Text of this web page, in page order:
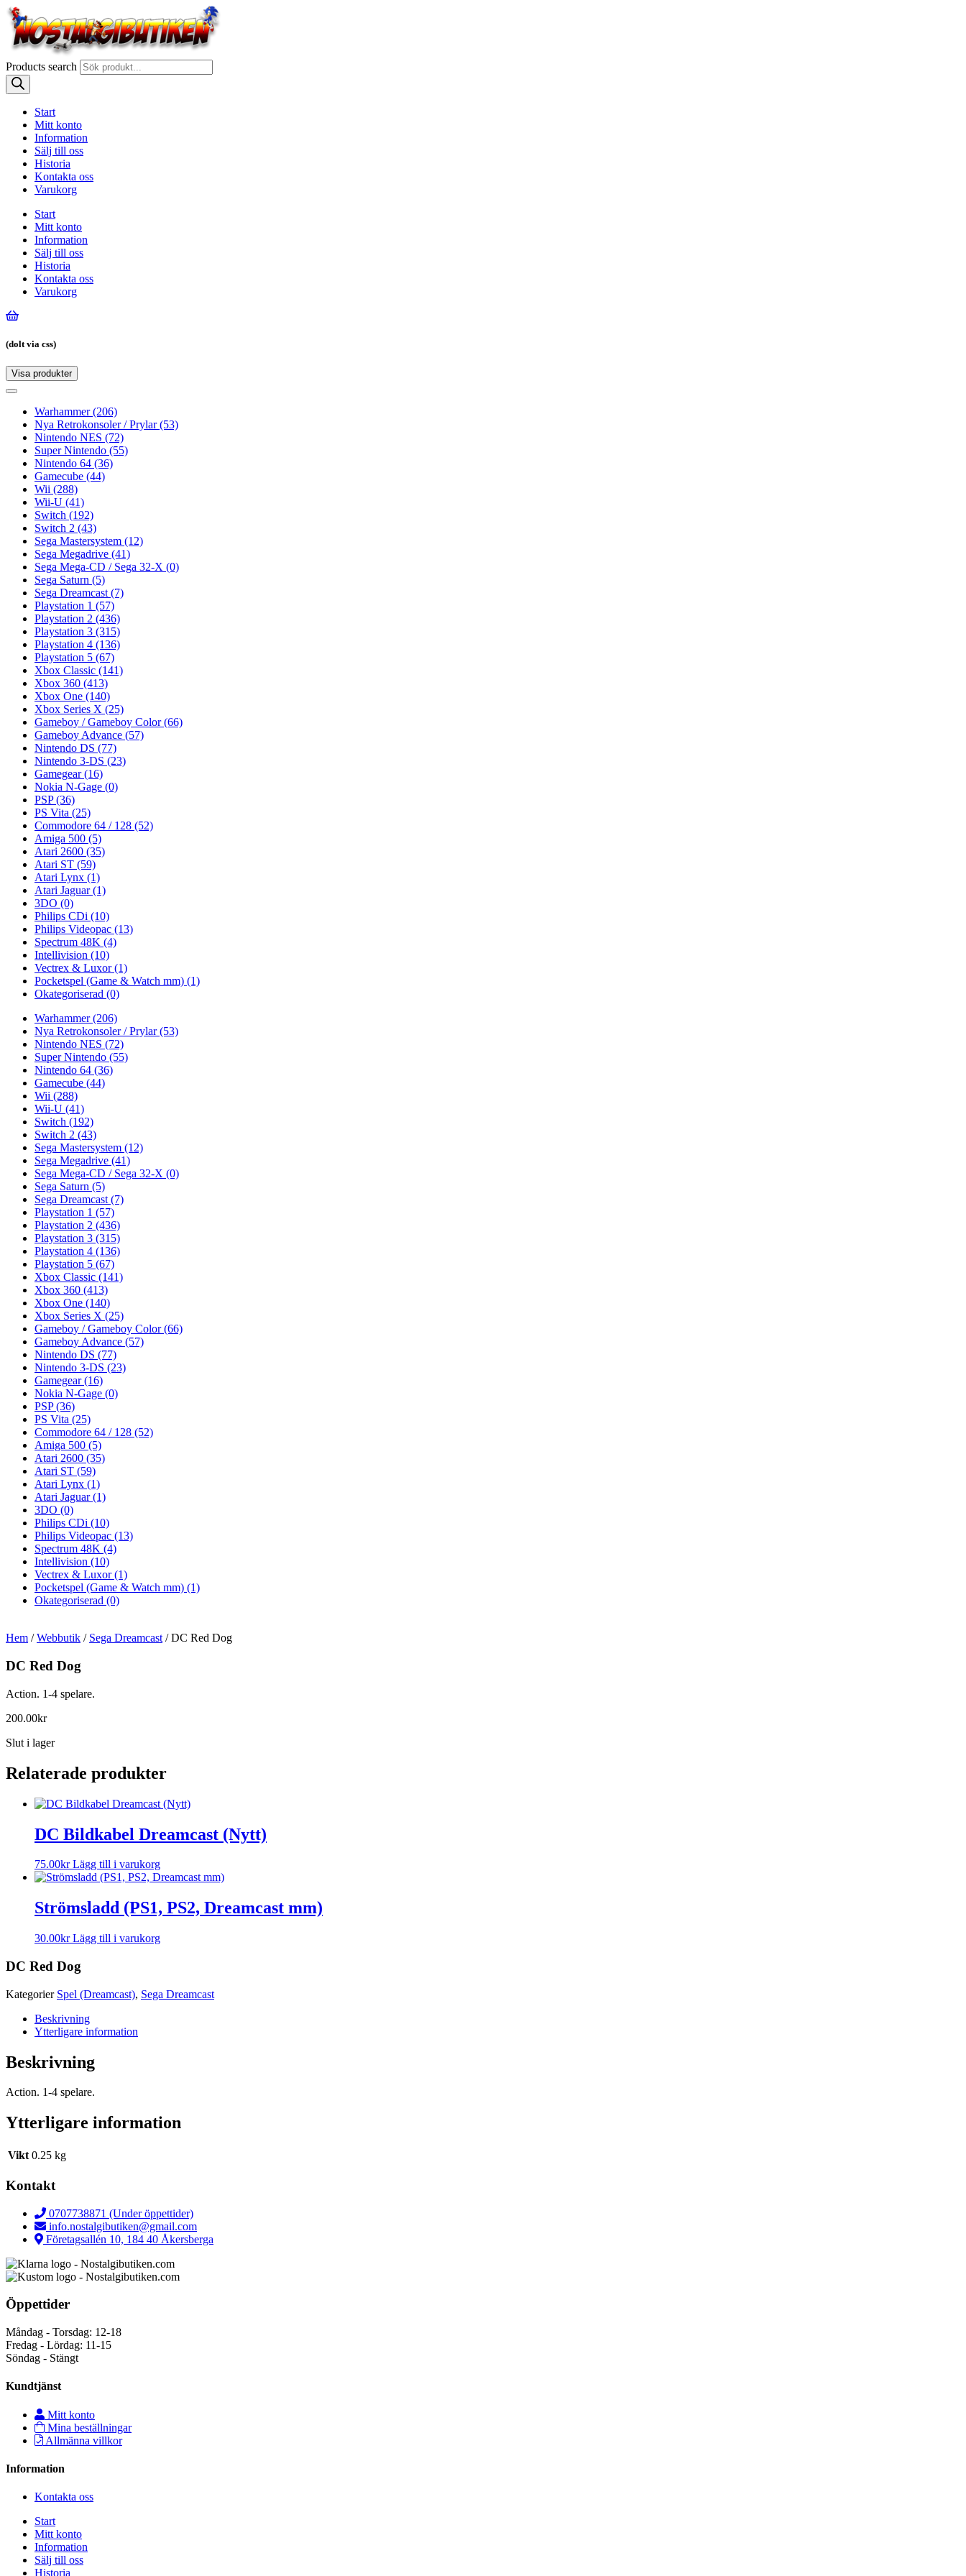
Products search
Start
Mitt konto
Information
Sälj till oss
Historia
Kontakta oss
Varukorg
Start
Mitt konto
Information
Sälj till oss
Historia
Kontakta oss
Varukorg
(dolt via css)
Visa produkter
Toggle
Toggle
navigationWarhammer(206)
Nya Retrokonsoler / Prylar(53)
Nintendo NES (72)
Super Nintendo (55)
Nintendo 64 (36)
Gamecube (44)
Wii (288)
Wii-U (41)
Switch (192)
Switch 2 (43)
Sega Mastersystem (12)
Sega Megadrive (41)
Sega Mega-CD / Sega 32-X (0)
Sega Saturn (5)
Sega Dreamcast (7)
Playstation 1 (57)
Playstation 2 (436)
Playstation 3 (315)
Playstation 4 (136)
Playstation 5 (67)
Xbox Classic (141)
Xbox 360 (413)
Xbox One (140)
Xbox Series X (25)
Gameboy / Gameboy Color(66)
Gameboy Advance (57)
Nintendo DS (77)
Nintendo 3-DS (23)
Gamegear(16)
Nokia N-Gage (0)
PSP(36)
PS Vita (25)
Commodore 64 / 128 (52)
Amiga 500 (5)
Atari 2600 (35)
Atari ST (59)
Atari Lynx (1)
Atari Jaguar(1)
3DO (0)
Philips CDi (10)
Philips Videopac (13)
Spectrum 48K (4)
Intellivision (10)
Vectrex & Luxor(1)
Pocketspel (Game & Watch mm) (1)
Okategoriserad (0)
Warhammer(206)
Nya Retrokonsoler / Prylar(53)
Nintendo NES (72)
Super Nintendo (55)
Nintendo 64 (36)
Gamecube (44)
Wii (288)
Wii-U (41)
Switch (192)
Switch 2 (43)
Sega Mastersystem (12)
Sega Megadrive (41)
Sega Mega-CD / Sega 32-X (0)
Sega Saturn (5)
Sega Dreamcast (7)
Playstation 1 (57)
Playstation 2 (436)
Playstation 3 (315)
Playstation 4 (136)
Playstation 5 (67)
Xbox Classic (141)
Xbox 360 (413)
Xbox One (140)
Xbox Series X (25)
Gameboy / Gameboy Color(66)
Gameboy Advance (57)
Nintendo DS (77)
Nintendo 3-DS (23)
Gamegear(16)
Nokia N-Gage (0)
PSP(36)
PS Vita (25)
Commodore 64 / 128 (52)
Amiga 500 (5)
Atari 2600 (35)
Atari ST (59)
Atari Lynx (1)
Atari Jaguar(1)
3DO (0)
Philips CDi (10)
Philips Videopac (13)
Spectrum 48K (4)
Intellivision (10)
Vectrex & Luxor(1)
Pocketspel (Game & Watch mm) (1)
Okategoriserad (0)
Hem /Webbutik / Sega Dreamcast / DC Red Dog
DC Red Dog
Action. 1-4 spelare.
200.00kr
Slut i lager
Relaterade produkter
DC Bildkabel Dreamcast (Nytt)
75.00kr Lägg till i varukorg
Strömsladd (PS1, PS2, Dreamcast mm)
30.00kr Lägg till i varukorg
DC Red Dog
Kategorier Spel (Dreamcast), Sega Dreamcast
Beskrivning
Ytterligare information
Beskrivning
Action. 1-4 spelare.
Ytterligare information
Vikt 0.25 kg
Kontakt
0707738871 (Under öppettider)
info.nostalgibutiken@gmail.com
Företagsallén 10, 184 40 Åkersberga
Öppettider
Måndag - Torsdag: 12-18
Fredag - Lördag: 11-15
Söndag - Stängt
Kundtjänst
Mitt konto
Mina beställningar
Allmänna villkor
Information
Kontakta oss
Start
Mitt konto
Information
Sälj till oss
Historia